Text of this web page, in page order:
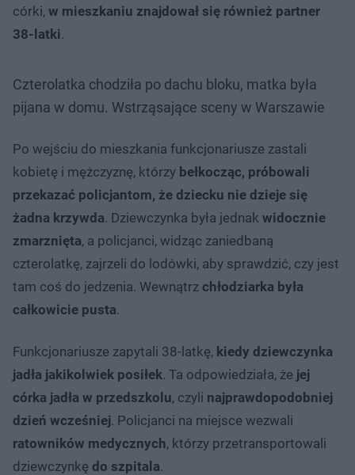
córki, w mieszkaniu znajdował się również partner
38-latki.
Czterolatka chodziła po dachu bloku, matka była
pijana w domu. Wstrząsające sceny w Warszawie
Po wejściu do mieszkania funkcjonariusze zastali
kobietę i mężczyznę, którzy bełkocząc, próbowali
przekazać policjantom, że dziecku nie dzieje się
żadna krzywda. Dziewczynka była jednak widocznie
zmarznięta, a policjanci, widząc zaniedbaną
czterolatkę, zajrzeli do lodówki, aby sprawdzić, czy jest
tam coś do jedzenia. Wewnątrz chłodziarka była
całkowicie pusta.
Funkcjonariusze zapytali 38-latkę, kiedy dziewczynka
jadła jakikolwiek posiłek. Ta odpowiedziała, że jej
córka jadła w przedszkolu, czyli najprawdopodobniej
dzień wcześniej. Policjanci na miejsce wezwali
ratowników medycznych, którzy przetransportowali
dziewczynkę do szpitala.